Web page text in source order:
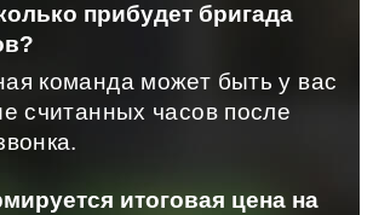
прибудет бригада
команда может быть у вас
считанных часов после
итоговая цена на